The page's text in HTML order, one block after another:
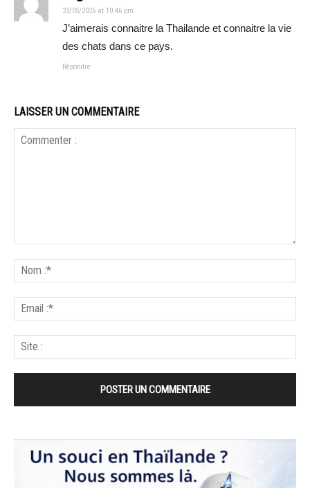
23/05/2026 at 10:46 pm
J’aimerais connaitre la Thailande et connaitre la vie
des chats dans ce pays.
Répondre
LAISSER UN COMMENTAIRE